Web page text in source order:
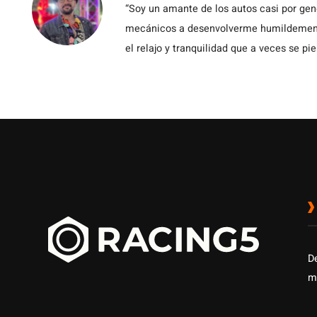
“Soy un amante de los autos casi por
mecánicos a desenvolverme
el relajo y tranquilidad que a veces se